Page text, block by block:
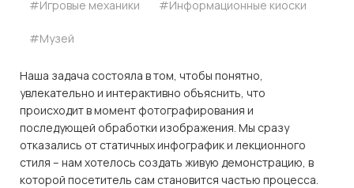
#Игровые механики #Информационные киоски
#Музей
Наша задача состояла в том, чтобы понятно,
увлекательно и интерактивно объяснить, что
происходит в момент фотографирования и
последующей обработки изображения. Мы сразу
отказались от статичных инфографик и лекционного
стиля – нам хотелось создать живую демонстрацию, в
которой посетитель сам становится частью процесса.